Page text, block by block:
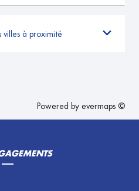
villes à proximité
Powered by evermaps ©